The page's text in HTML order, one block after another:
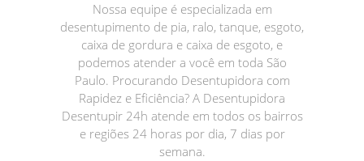
Nossa equipe é especializada em
desentupimento de pia, ralo, tanque, esgoto,
caixa de gordura e caixa de esgoto, e
podemos atender a você em toda São
Paulo. Procurando Desentupidora com
Rapidez e Eficiência? A Desentupidora
Desentupir 24h atende em todos os bairros
e regiões 24 horas por dia, 7 dias por
semana.